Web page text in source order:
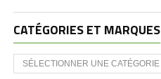
CATÉGORIES ET MARQUES
Catégories
et